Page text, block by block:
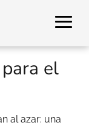
el
al azar: una